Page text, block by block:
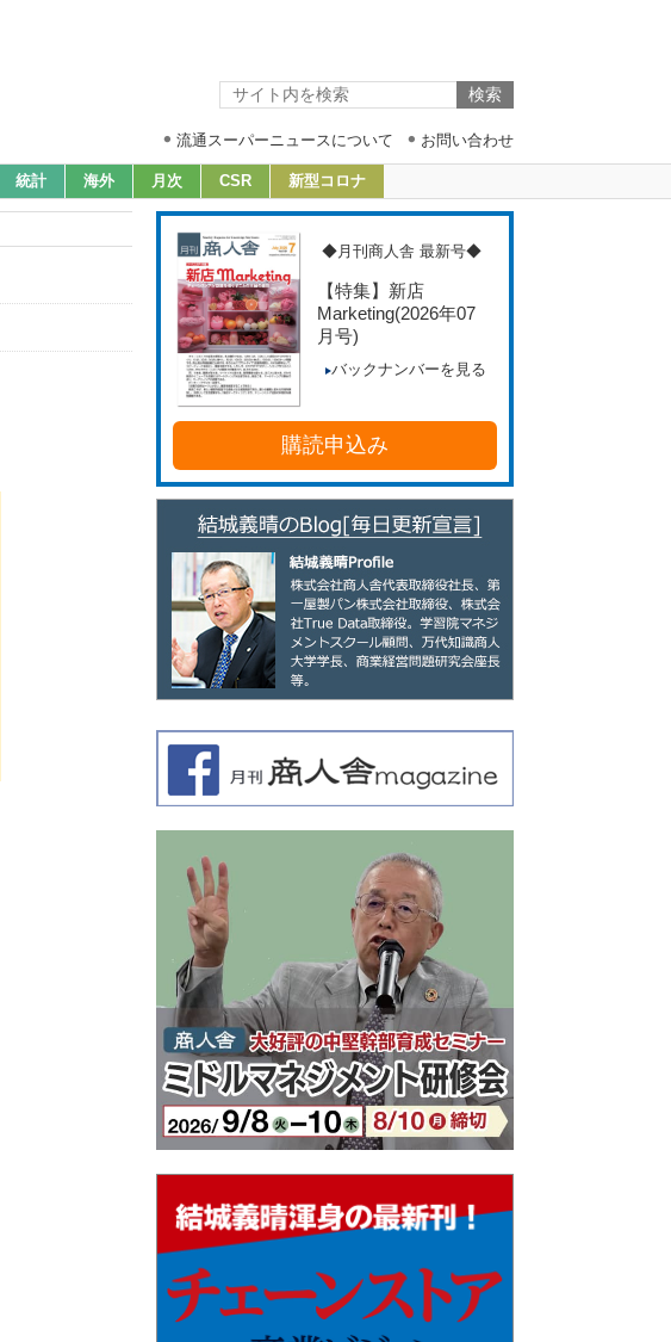
流通スーパーニュースについて お問い合わせ
統計 海外 月次 CSR 新型コロナ
◆月刊商人舎 最新号◆
【特集】新店
Marketing(2026年07
月号)
バックナンバーを見る
購読申込み